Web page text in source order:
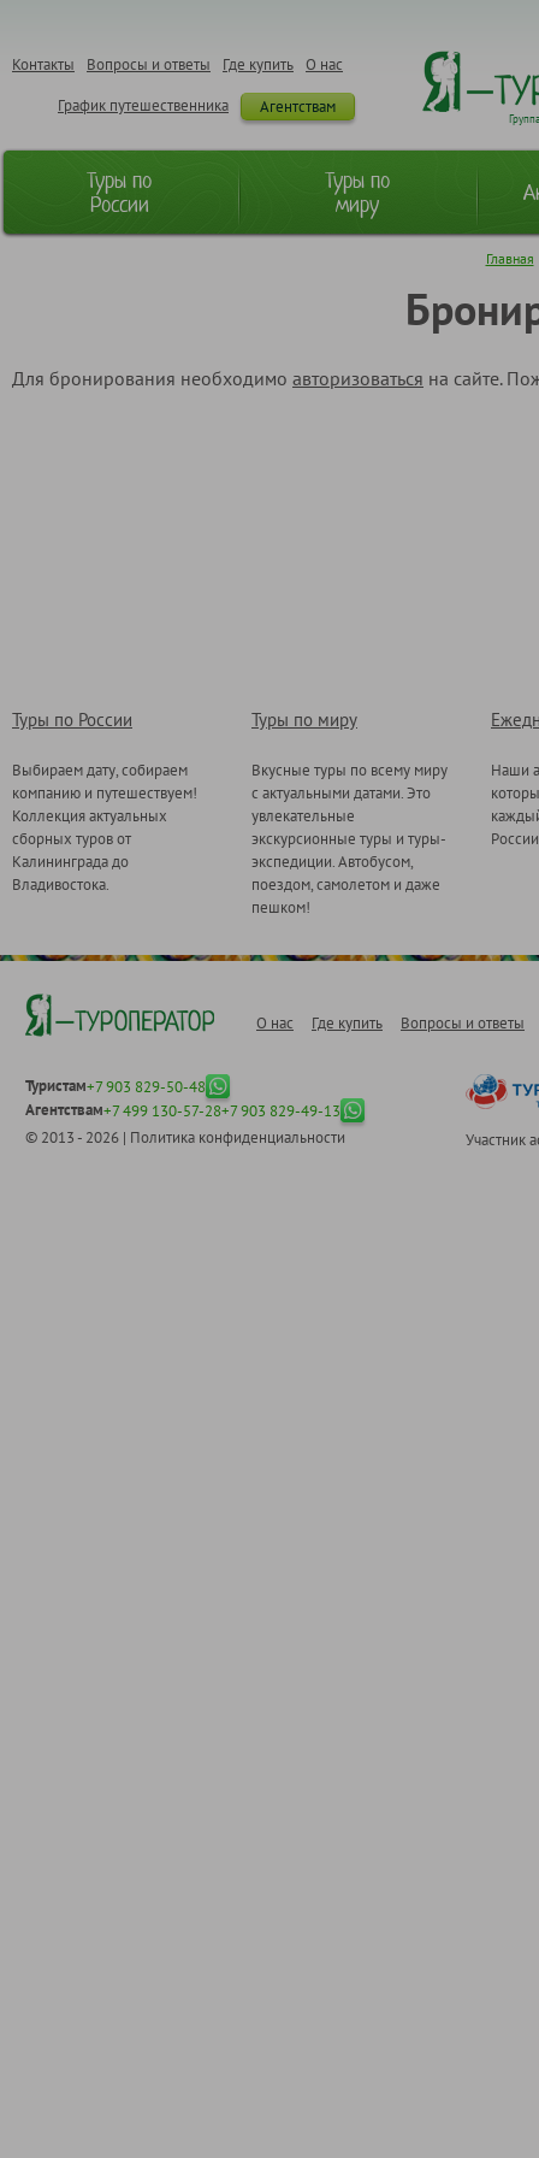
О нас
Где купить
Вопросы и ответы
Контакты
Агентствам
График путешественника
Туры по
России
Туры по
миру
Главная
Для бронирования необходимо авторизоваться на сайте.
Туры по России
Выбираем дату, собираем
компанию и путешествуем!
Коллекция актуальных
сборных туров от
Калининграда до
Владивостока.
Туры по миру
Вкусные туры по всему миру
с актуальными датами. Это
увлекательные
экскурсионные туры и туры-
экспедиции. Автобусом,
поездом, самолетом и даже
пешком!
Наши
О нас Где купить Вопросы и ответы
Туристам+7 903 829-50-48
Агентствам+7 499 130-57-28+7 903 829-49-13
© 2013 - 2026 | Политика конфиденциальности Участник